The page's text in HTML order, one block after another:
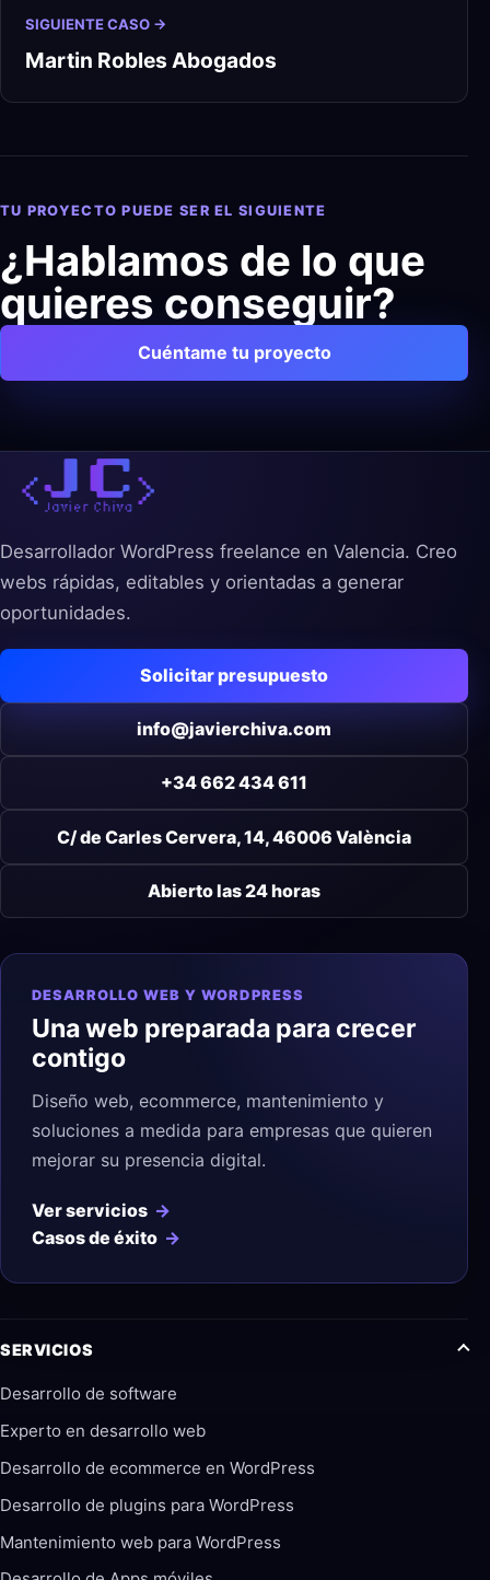
SIGUIENTE CASO →
Martin Robles Abogados
TU PROYECTO PUEDE SER EL SIGUIENTE
¿Hablamos de lo que
quieres conseguir?
Cuéntame tu proyecto
Desarrollador WordPress freelance en Valencia. Creo
webs rápidas, editables y orientadas a generar
oportunidades.
Solicitar presupuesto
info@javierchiva.com
+34 662 434 611
C/ de Carles Cervera, 14, 46006 València
Abierto las 24 horas
DESARROLLO WEB Y WORDPRESS
Una web preparada para crecer
contigo
Diseño web, ecommerce, mantenimiento y
soluciones a medida para empresas que quieren
mejorar su presencia digital.
Ver servicios
Casos de éxito
SERVICIOS
Desarrollo de software
Experto en desarrollo web
Desarrollo de ecommerce en WordPress
Desarrollo de plugins para WordPress
Mantenimiento web para WordPress